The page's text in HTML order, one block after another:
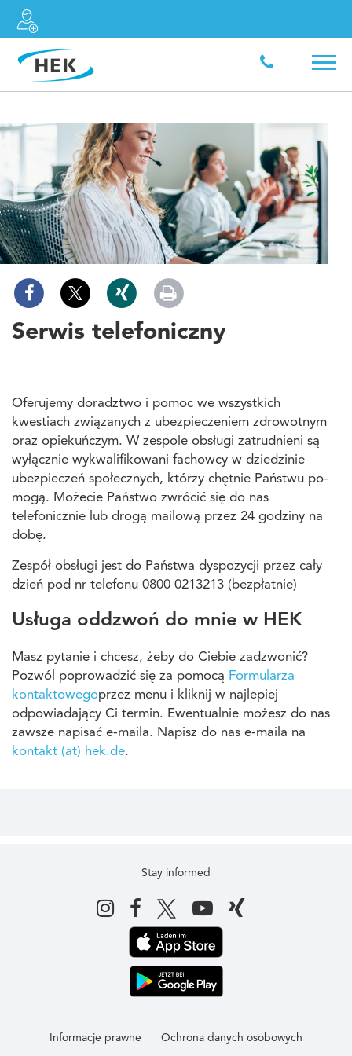
Serwis telefoniczny
Oferujemy doradztwo i pomoc we wszystkich
kwestiach związanych z ubezpieczeniem zdrowotnym
oraz opiekuńczym. W zespole obsługi zatrudnieni są
wyłącznie wykwalifikowani fachowcy w dziedzinie
ubezpieczeń społecznych, którzy chętnie Państwu po-
mogą. Możecie Państwo zwrócić się do nas
telefonicznie lub drogą mailową przez 24 godziny na
dobę.
Zespół obsługi jest do Państwa dyspozycji przez cały
dzień pod nr telefonu 0800 0213213 (bezpłatnie)
Usługa oddzwoń do mnie w HEK
Masz pytanie i chcesz, żeby do Ciebie zadzwonić?
Pozwól poprowadzić się za pomocą Formularza
kontaktowegoprzez menu i kliknij w najlepiej
odpowiadający Ci termin. Ewentualnie możesz do nas
zawsze napisać e-maila. Napisz do nas e-maila na
kontakt (at) hek.de.
Stay informed
Informacje prawne Ochrona danych osobowych